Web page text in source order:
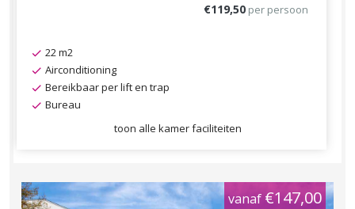
€119,50 per persoon
22 m2
Airconditioning
Bereikbaar per lift en trap
Bureau
toon alle kamer faciliteiten
vanaf €147,00